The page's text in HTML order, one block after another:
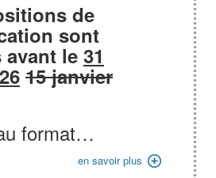
de
sont
avant le 31
15 janvier
format…
en savoir plus